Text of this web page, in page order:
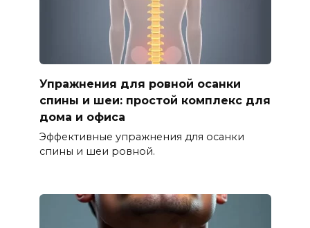
Упражнения для ровной осанки
спины и шеи: простой комплекс для
дома и офиса
Эффективные упражнения для осанки
спины и шеи ровной.